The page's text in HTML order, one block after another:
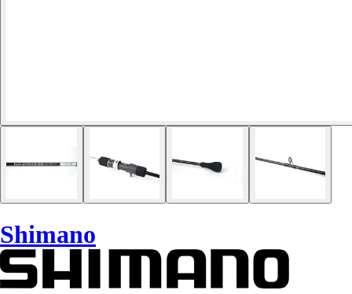
Shimano